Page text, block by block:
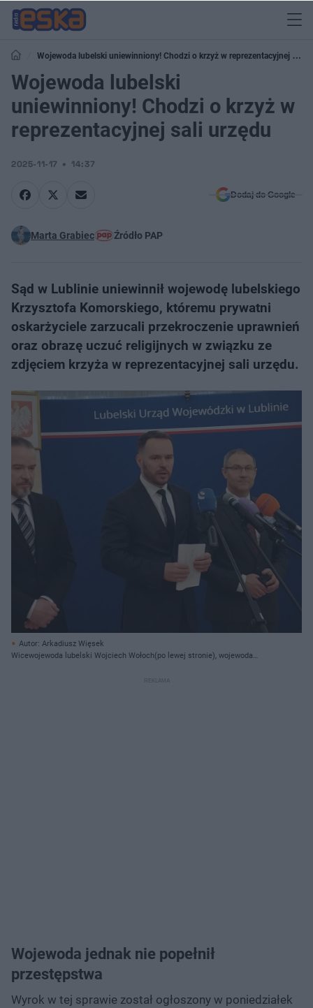
Wojewoda lubelski uniewinniony! Chodzi o krzyż w reprezentacyjnej sali
urzędu
Wojewoda lubelski
uniewinniony! Chodzi o krzyż w
reprezentacyjnej sali urzędu
2025-11-17 14:37
Dodaj do Google
Marta Grabiec Źródło PAP
Sąd w Lublinie uniewinnił wojewodę lubelskiego
Krzysztofa Komorskiego, któremu prywatni
oskarżyciele zarzucali przekroczenie uprawnień
oraz obrazę uczuć religijnych w związku ze
zdjęciem krzyża w reprezentacyjnej sali urzędu.
Autor: Arkadiusz Więsek
Wicewojewoda lubelski Wojciech Wołoch(po lewej stronie), wojewoda
Wojewoda jednak nie popełnił
przestępstwa
Wyrok w tej sprawie został ogłoszony w poniedziałek